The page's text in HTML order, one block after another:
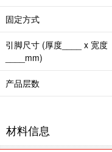
固定方式
引脚尺寸 (厚度____ x 宽度
____mm)
产品层数
材料信息